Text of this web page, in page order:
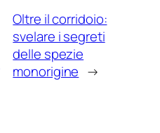
Oltre il corridoio:
svelare i segreti
delle spezie
monorigine →